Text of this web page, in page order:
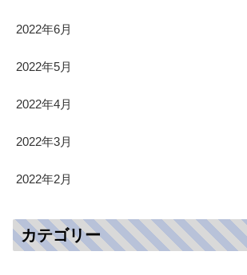
2022年6月
2022年5月
2022年4月
2022年3月
2022年2月
カテゴリー